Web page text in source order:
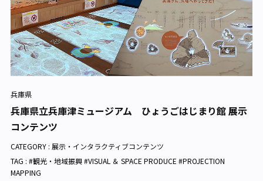
兵庫県
兵庫県立兵庫津ミュージアム ひょうごはじまり館 展示
コンテンツ
CATEGORY : 展示・インタラクティブコンテンツ
TAG : #観光・地域振興 #VISUAL ＆ SPACE PRODUCE #PROJECTION
MAPPING